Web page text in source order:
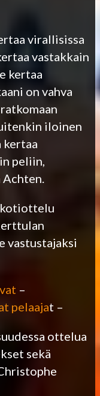
virallisissa
vastakkain
kertaa
on vahva
iloinen
peliin,
Achten.
kotiottelu
vastustajaksi
–
pelaajat –
ottelua
sekä